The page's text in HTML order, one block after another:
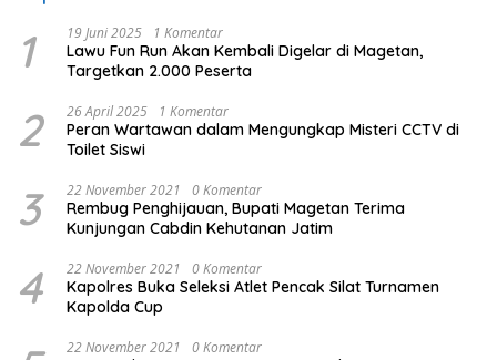
1 19 Juni 2025 1 Komentar
Lawu Fun Run Akan Kembali Digelar di Magetan,
Targetkan 2.000 Peserta
2 26 April 2025 1 Komentar
Peran Wartawan dalam Mengungkap Misteri CCTV di
Toilet Siswi
3 22 November 2021 0 Komentar
Rembug Penghijauan, Bupati Magetan Terima
Kunjungan Cabdin Kehutanan Jatim
4 22 November 2021 0 Komentar
Kapolres Buka Seleksi Atlet Pencak Silat Turnamen
Kapolda Cup
22 November 2021 0 Komentar